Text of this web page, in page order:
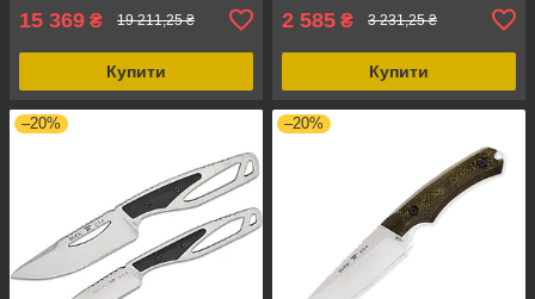
15 369 ₴ 19 211,25 ₴
Купити
2 585 ₴ 3 231,25 ₴
Купити
–20% –20%